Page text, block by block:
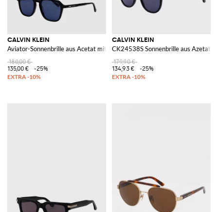
CALVIN KLEIN
Aviator-Sonnenbrille aus Acetat mit CR-39-Gläsern
180,00 €
135,00 €
-25%
CALVIN KLEIN
CK24538S Sonnenbrille aus Azetat
179,90 €
134,93 €
-25%